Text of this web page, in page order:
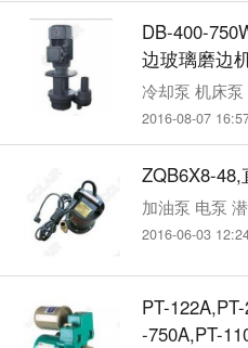
DB-400-
边玻璃磨边
冷却泵 机床泵
2016-08-07
ZQB6X8-
加油泵 电泵
2016-06-03
PT-
-750A,PT-